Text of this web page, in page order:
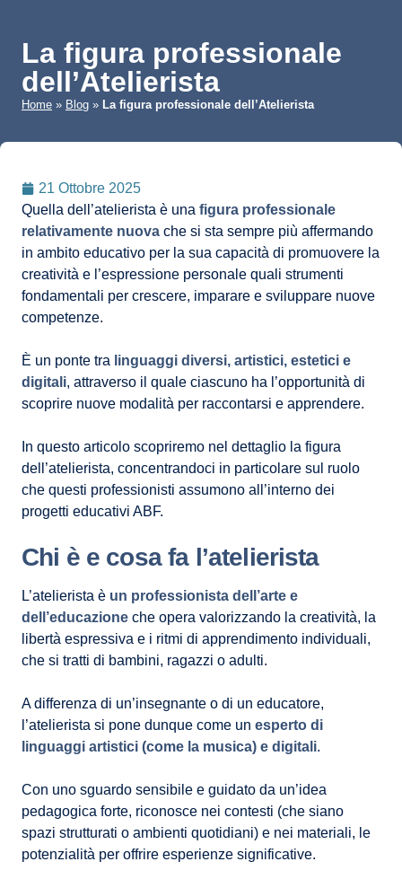
La figura professionale
dell’Atelierista
Home » Blog » La figura professionale dell’Atelierista
21 Ottobre 2025
Quella dell’atelierista è una figura professionale
relativamente nuova che si sta sempre più affermando
in ambito educativo per la sua capacità di promuovere la
creatività e l’espressione personale quali strumenti
fondamentali per crescere, imparare e sviluppare nuove
competenze.
È un ponte tra linguaggi diversi, artistici, estetici e
digitali, attraverso il quale ciascuno ha l’opportunità di
scoprire nuove modalità per raccontarsi e apprendere.
In questo articolo scopriremo nel dettaglio la figura
dell’atelierista, concentrandoci in particolare sul ruolo
che questi professionisti assumono all’interno dei
progetti educativi ABF.
Chi è e cosa fa l’atelierista
L’atelierista è un professionista dell’arte e
dell’educazione che opera valorizzando la creatività, la
libertà espressiva e i ritmi di apprendimento individuali,
che si tratti di bambini, ragazzi o adulti.
A differenza di un’insegnante o di un educatore,
l’atelierista si pone dunque come un esperto di
linguaggi artistici (come la musica) e digitali.
Con uno sguardo sensibile e guidato da un’idea
pedagogica forte, riconosce nei contesti (che siano
spazi strutturati o ambienti quotidiani) e nei materiali, le
potenzialità per offrire esperienze significative.